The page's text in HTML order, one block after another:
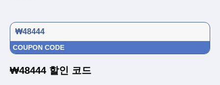
₩48444
COUPON CODE
₩48444 할인 코드